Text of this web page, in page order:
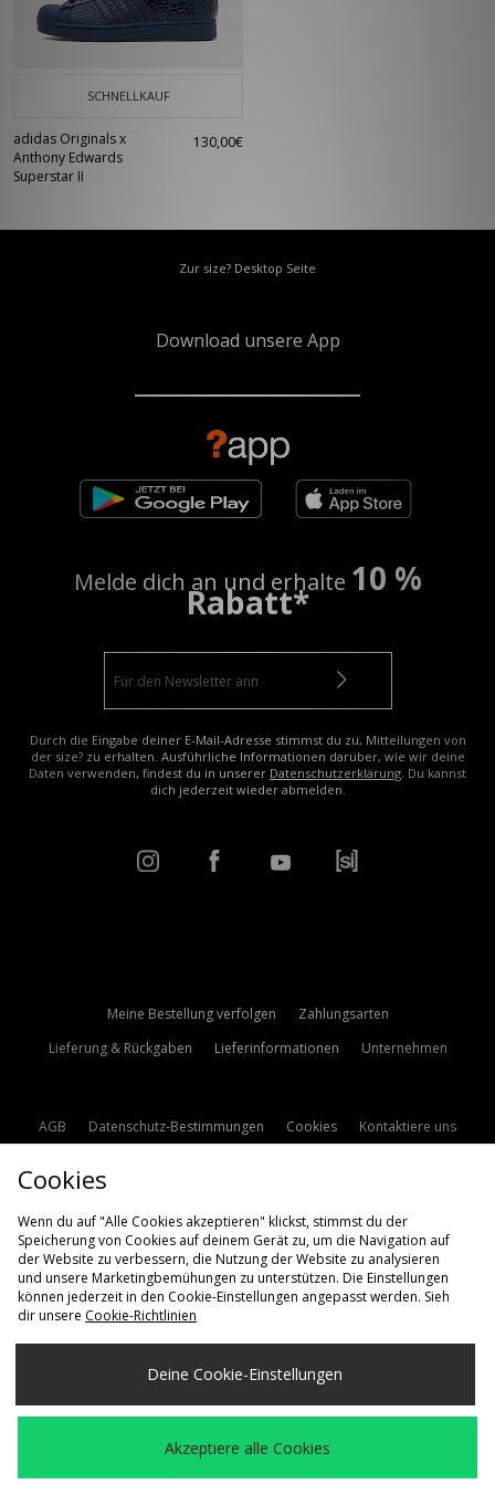
einem festen Bestandteil der Streetwear-Kultur. Heute ist der adidas
Superstar ein unverzichtbarer Klassiker, der seine DNA bewahrt hat und
SCHNELLKAUF
adidas Originals x
Anthony Edwards
Superstar II
130,00€
Zur size? Desktop Seite
Download unsere App
Melde dich an und erhalte 10 %
Rabatt*
Durch die Eingabe deiner E-Mail-Adresse stimmst du zu, Mitteilungen von
der size? zu erhalten. Ausführliche Informationen darüber, wie wir deine
Daten verwenden, findest du in unserer Datenschutzerklärung. Du kannst
dich jederzeit wieder abmelden.
Meine Bestellung verfolgen
Zahlungsarten
Lieferung & Rückgaben
Lieferinformationen Unternehmen
AGB Datenschutz-Bestimmungen Cookies
Kontaktiere uns
Lieferung Nach
Deutschland
Wir akzeptieren die folgenden Zahlungsmethoden
Cookies
Wenn du auf "Alle Cookies akzeptieren" klickst, stimmst du der
Speicherung von Cookies auf deinem Gerät zu, um die Navigation auf
der Website zu verbessern, die Nutzung der Website zu analysieren
und unsere Marketingbemühungen zu unterstützen. Die Einstellungen
können jederzeit in den Cookie-Einstellungen angepasst werden. Sieh
dir unsere Cookie-Richtlinien
Deine Cookie-Einstellungen
Akzeptiere alle Cookies